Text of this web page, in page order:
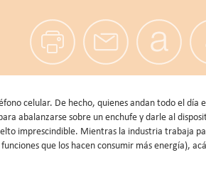
celular. De hecho, quienes andan todo el día
abalanzarse sobre un enchufe y darle al
imprescindible. Mientras la industria trabaja
que los hacen consumir más energía),